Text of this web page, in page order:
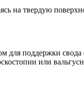
на твердую
поддержки
или